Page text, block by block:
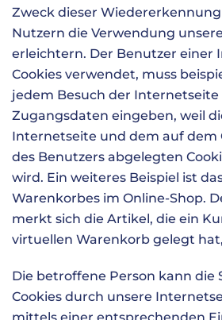
Zweck dieser Wiedererkennung
Nutzern die Verwendung
erleichtern. Der Benutzer einer
Cookies verwendet, muss
jedem Besuch der Internetseite
Zugangsdaten eingeben, weil
Internetseite und dem auf dem
des Benutzers abgelegten
wird. Ein weiteres Beispiel ist
Warenkorbes im Online-Shop.
merkt sich die Artikel, die ein
virtuellen Warenkorb gelegt
Die betroffene Person kann die
Cookies durch unsere